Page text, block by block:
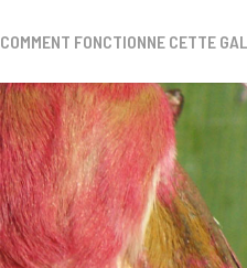
COMMENT FONCTIONNE CETTE